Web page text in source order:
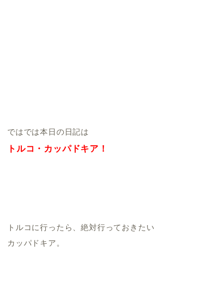
ではでは本日の日記は
トルコ・カッパドキア！
トルコに行ったら、絶対行っておきたい
カッパドキア。